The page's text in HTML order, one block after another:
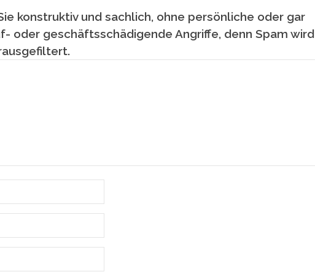
konstruktiv und sachlich, ohne persönliche oder gar
oder geschäftsschädigende Angriffe, denn Spam wird